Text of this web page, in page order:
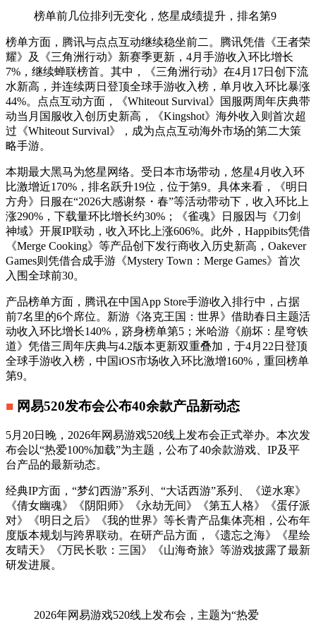
榜单前几位排列无变化，悠星成绩提升，排名第9
榜单方面，腾讯与点点互动继续稳坐前二。腾讯凭借《王者荣
耀》及《三角洲行动》新赛季更新，4月手游收入环比增长
7%，继续蝉联榜首。其中，《三角洲行动》在4月17日创下流
水新高，并连续两日登顶全球手游收入榜，单月收入环比暴涨
44%。点点互动方面，《Whiteout Survival》国服两周年庆典带
动当月国服收入创历史新高，《Kingshot》海外收入则首次超
过《Whiteout Survival》，成为点点互动海外市场的第二大策
略手游。
本期最大黑马为悠星网络。受日本市场带动，悠星4月收入环
比激增近170%，排名跃升19位，位于第9。具体来看，《明日
方舟》日服在“2026大感谢祭・春”等活动带动下，收入环比上
涨290%，下载量环比增长约30%；《雀魂》日服因与《刀剑
神域》开展IP联动，收入环比上涨606%。此外，Happibits凭借
《Merge Cooking》等产品创下发行商收入历史新高，Oakever
Games则凭借合成手游《Mystery Town：Merge Games》首次
入围全球前30。
产品榜单方面，腾讯在中国App Store手游收入排行中，占据
前7名里的6个席位。新游《洛克王国：世界》借助春日主题活
动收入环比增长140%，跻身榜单第5；米哈游《崩坏：星穹铁
道》凭借三周年庆典与4.2版本更新双重叠加，于4月22日登顶
全球手游收入榜，中国iOS市场收入环比激增160%，重回榜单
第9。
■ 网易520发布会公布40余款产品新动态
5月20日晚，2026年网易游戏520线上发布会正式举办。本次发
布会以“热爱100%加载”为主题，公布了40余款游戏、IP及平
台产品的最新动态。
经典IP方面，“梦幻西游”系列、“大话西游”系列、《逆水寒》
《倩女幽魂》《阴阳师》《永劫无间》《第五人格》《蛋仔派
对》《明日之后》《我的世界》等长青产品集体亮相，公布年
度版本规划与跨界联动。在研产品方面，《遗忘之海》《星绘
友晴天》《万民长歌：三国》《山海奇旅》等游戏披露了最新
研发进展。
2026年网易游戏520线上发布会，主题为“热爱